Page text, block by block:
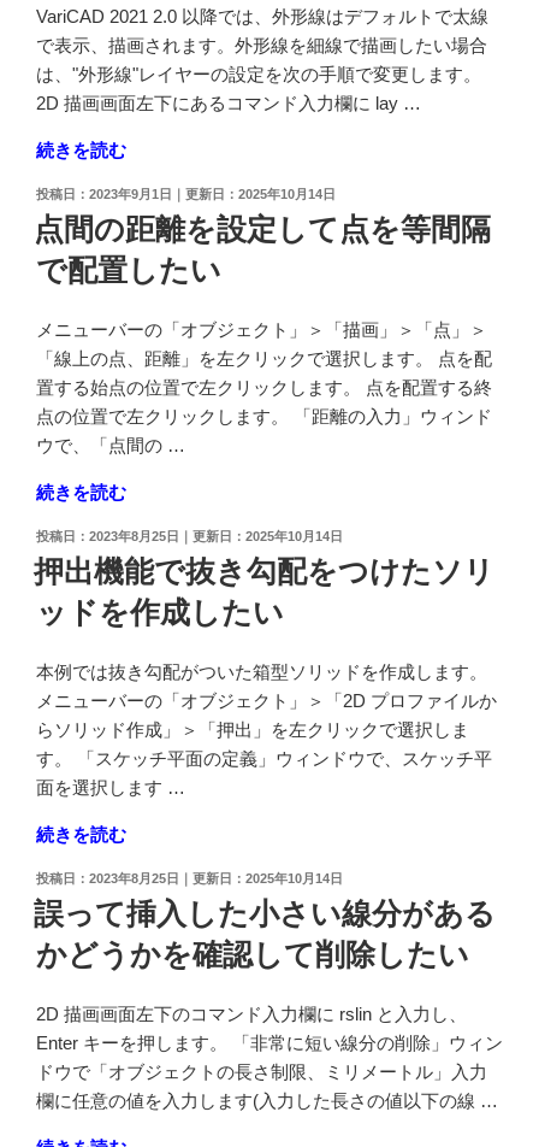
表
示
を
細
に
戻
し
た
い"
ク
ト
を
角
度
を
入
力
る
マ
ス
を
使
用
て
回
さ
た
い"
の
VariCAD 2021 2.0 以降では、外形線はデフォルトで太線
で表示、描画されます。外形線を細線で描画したい場合
は、"外形線"レイヤーの設定を次の手順で変更します。
2D 描画画面左下にあるコマンド入力欄に lay …
"細
で
オ
ブ
ェ
ク
ト
を
描
し
た
い"
の
続きを読む
投
稿
日:
2023年9月1日 2025年10月14日
点間の距離を設定して点を等間隔
で配置したい
メニューバーの「オブジェクト」＞「描画」＞「点」＞
「線上の点、距離」を左クリックで選択します。 点を配
置する始点の位置で左クリックします。 点を配置する終
点の位置で左クリックします。 「距離の入力」ウィンド
ウで、「点間の …
"点
の
距
離
設
定
し
て
点
等
間
隔
で
配
し
た
い"
の
続きを読む
投
稿
日:
2023年8月25日 2025年10月14日
押出機能で抜き勾配をつけたソリ
ッドを作成したい
本例では抜き勾配がついた箱型ソリッドを作成します。
メニューバーの「オブジェクト」＞「2D プロファイルか
らソリッド作成」＞「押出」を左クリックで選択しま
す。 「スケッチ平面の定義」ウィンドウで、スケッチ平
面を選択します …
"押
機
能
で
き
勾
配
を
続きを読む
投
稿
日:
2023年8月25日 2025年10月14日
誤って挿入した小さい線分がある
かどうかを確認して削除したい
2D 描画画面左下のコマンド入力欄に rslin と入力し、
Enter キーを押します。 「非常に短い線分の削除」ウィン
ドウで「オブジェクトの長さ制限、ミリメートル」入力
欄に任意の値を入力します(入力した長さの値以下の線 …